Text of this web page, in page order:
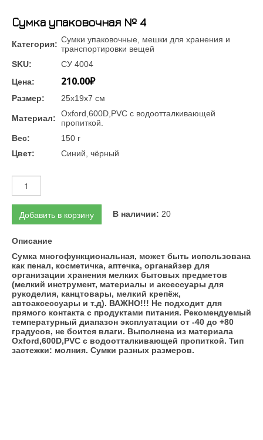
Сумка упаковочная № 4
Категория: Сумки упаковочные, мешки для хранения и
транспортировки вещей
SKU:
СУ 4004
Цена:
210.00₽
Размер: 25х19х7 см
Материал:
Oxford,600D,PVC с водоотталкивающей
пропиткой.
Вес:
150 г
Цвет:
Синий, чёрный
Добавить в корзину В наличии: 20
Описание
Сумка многофункциональная, может быть использована
как пенал, косметичка, аптечка, органайзер для
организации хранения мелких бытовых предметов
(мелкий инструмент, материалы и аксессуары для
рукоделия, канцтовары, мелкий крепёж,
автоаксессуары и т.д). ВАЖНО!!! Не подходит для
прямого контакта с продуктами питания. Рекомендуемый
температурный диапазон эксплуатации от -40 до +80
градусов, не боится влаги. Выполнена из материала
Oxford,600D,PVC с водоотталкивающей пропиткой. Тип
застежки: молния. Сумки разных размеров.